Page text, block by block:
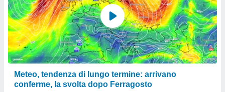
Meteo, tendenza di lungo termine: arrivano
conferme, la svolta dopo Ferragosto